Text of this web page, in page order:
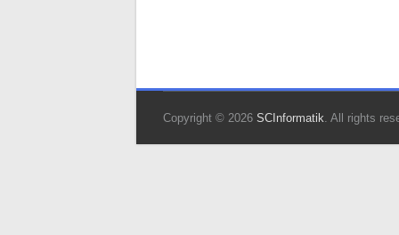
Copyright © 2026 SCInformatik. All rights